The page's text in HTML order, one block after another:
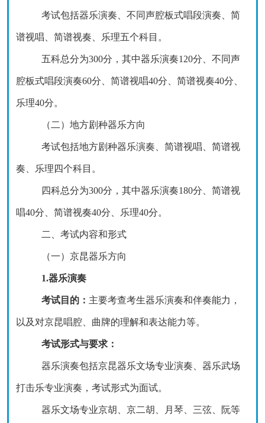
考试包括器乐演奏、不同声腔板式唱段演奏、简
谱视唱、简谱视奏、乐理五个科目。
五科总分为300分，其中器乐演奏120分、 不同声
腔板式唱段演奏60分、 简谱视唱40分、简谱视奏40分、
乐理40分。
（二）地方剧种器乐方向
考试包括地方剧种器乐演奏、简谱视唱、简谱视
奏、乐理四个科目。
四科总分为300分，其中器乐演奏180分、简谱视
唱40分、简谱视奏40分、乐理40分。
二、考试内容和形式
（一）京昆器乐方向
1.器乐演奏
考试目的： 主要考查考生器乐演奏和伴奏能力，
以及对京昆唱腔、曲牌的理解和表达能力等。
考试形式与要求：
器乐演奏包括京昆器乐文场专业演奏、器乐武场
打击乐专业演奏，考试形式为面试。
器乐文场专业京胡、京二胡、月琴、三弦、 阮等